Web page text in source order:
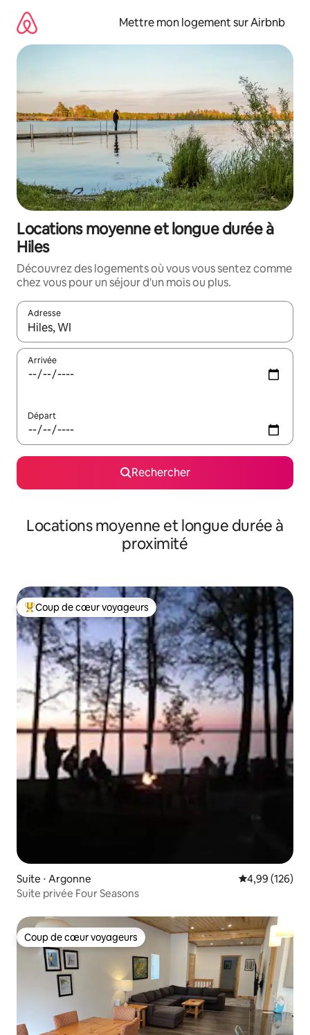
directement
contenu
Mettre mon logement sur Airbnb
Locations moyenne et longue durée à
Hiles
Découvrez des logements où vous vous sentez comme
chez vous pour un séjour d'un mois ou plus.
Adresse
Lorsque les résultats s'affichent, utilisez les flèches vers le
Arrivée
Départ
Rechercher
Locations moyenne et longue durée à
proximité
Coups de cœur voyageurs les plus appréciés
Coup de cœur voyageurs
Suite ⋅ Argonne Évaluation
4,99 (126)
Suite privée Four Seasons
Coup de cœur voyageurs
Coup de cœur voyageurs